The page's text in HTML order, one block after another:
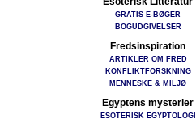
GRATIS E-BØGER
BOGUDGIVELSER
Fredsinspiration
ARTIKLER OM FRED
KONFLIKTFORSKNING
MENNESKE & MILJØ
Egyptens mysterier
ESOTERISK EGYPTOLOGI